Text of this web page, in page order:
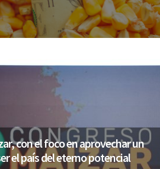
con el foco en aprovechar un
el país del eterno potencial